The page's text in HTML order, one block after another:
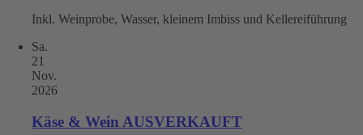
Inkl. Weinprobe, Wasser, kleinem Imbiss und Kellereiführung
Sa.
21
Nov.
2026
Käse & Wein AUSVERKAUFT